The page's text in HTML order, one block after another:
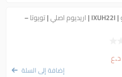
بلك دينسو | IXUH22I | اريديوم اصلي | تويوتا –
د.ع
إضافة إلى السلة